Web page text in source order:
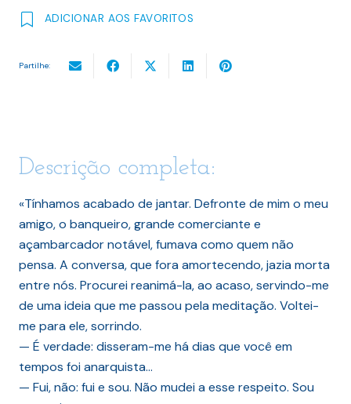
ADICIONAR AOS FAVORITOS
Partilhe:
Descrição completa:
«Tínhamos acabado de jantar. Defronte de mim o meu
amigo, o banqueiro, grande comerciante e
açambarcador notável, fumava como quem não
pensa. A conversa, que fora amortecendo, jazia morta
entre nós. Procurei reanimá-la, ao acaso, servindo-me
de uma ideia que me passou pela meditação. Voltei-
me para ele, sorrindo.
— É verdade: disseram-me há dias que você em
tempos foi anarquista…
— Fui, não: fui e sou. Não mudei a esse respeito. Sou